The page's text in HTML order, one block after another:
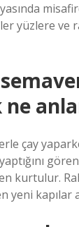
yüzlere ve
çay
kurtulur.
yeni kapılar